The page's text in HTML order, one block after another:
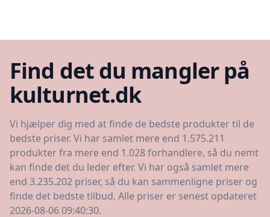
Find det du mangler på
kulturnet.dk
Vi hjælper dig med at finde de bedste produkter til de
bedste priser. Vi har samlet mere end 1.575.211
produkter fra mere end 1.028 forhandlere, så du nemt
kan finde det du leder efter. Vi har også samlet mere
end 3.235.202 priser, så du kan sammenligne priser og
finde det bedste tilbud. Alle priser er senest opdateret
2026-08-06 09:40:30.